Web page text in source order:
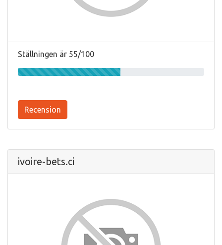
Ställningen är 55/100
Recension
ivoire-bets.ci